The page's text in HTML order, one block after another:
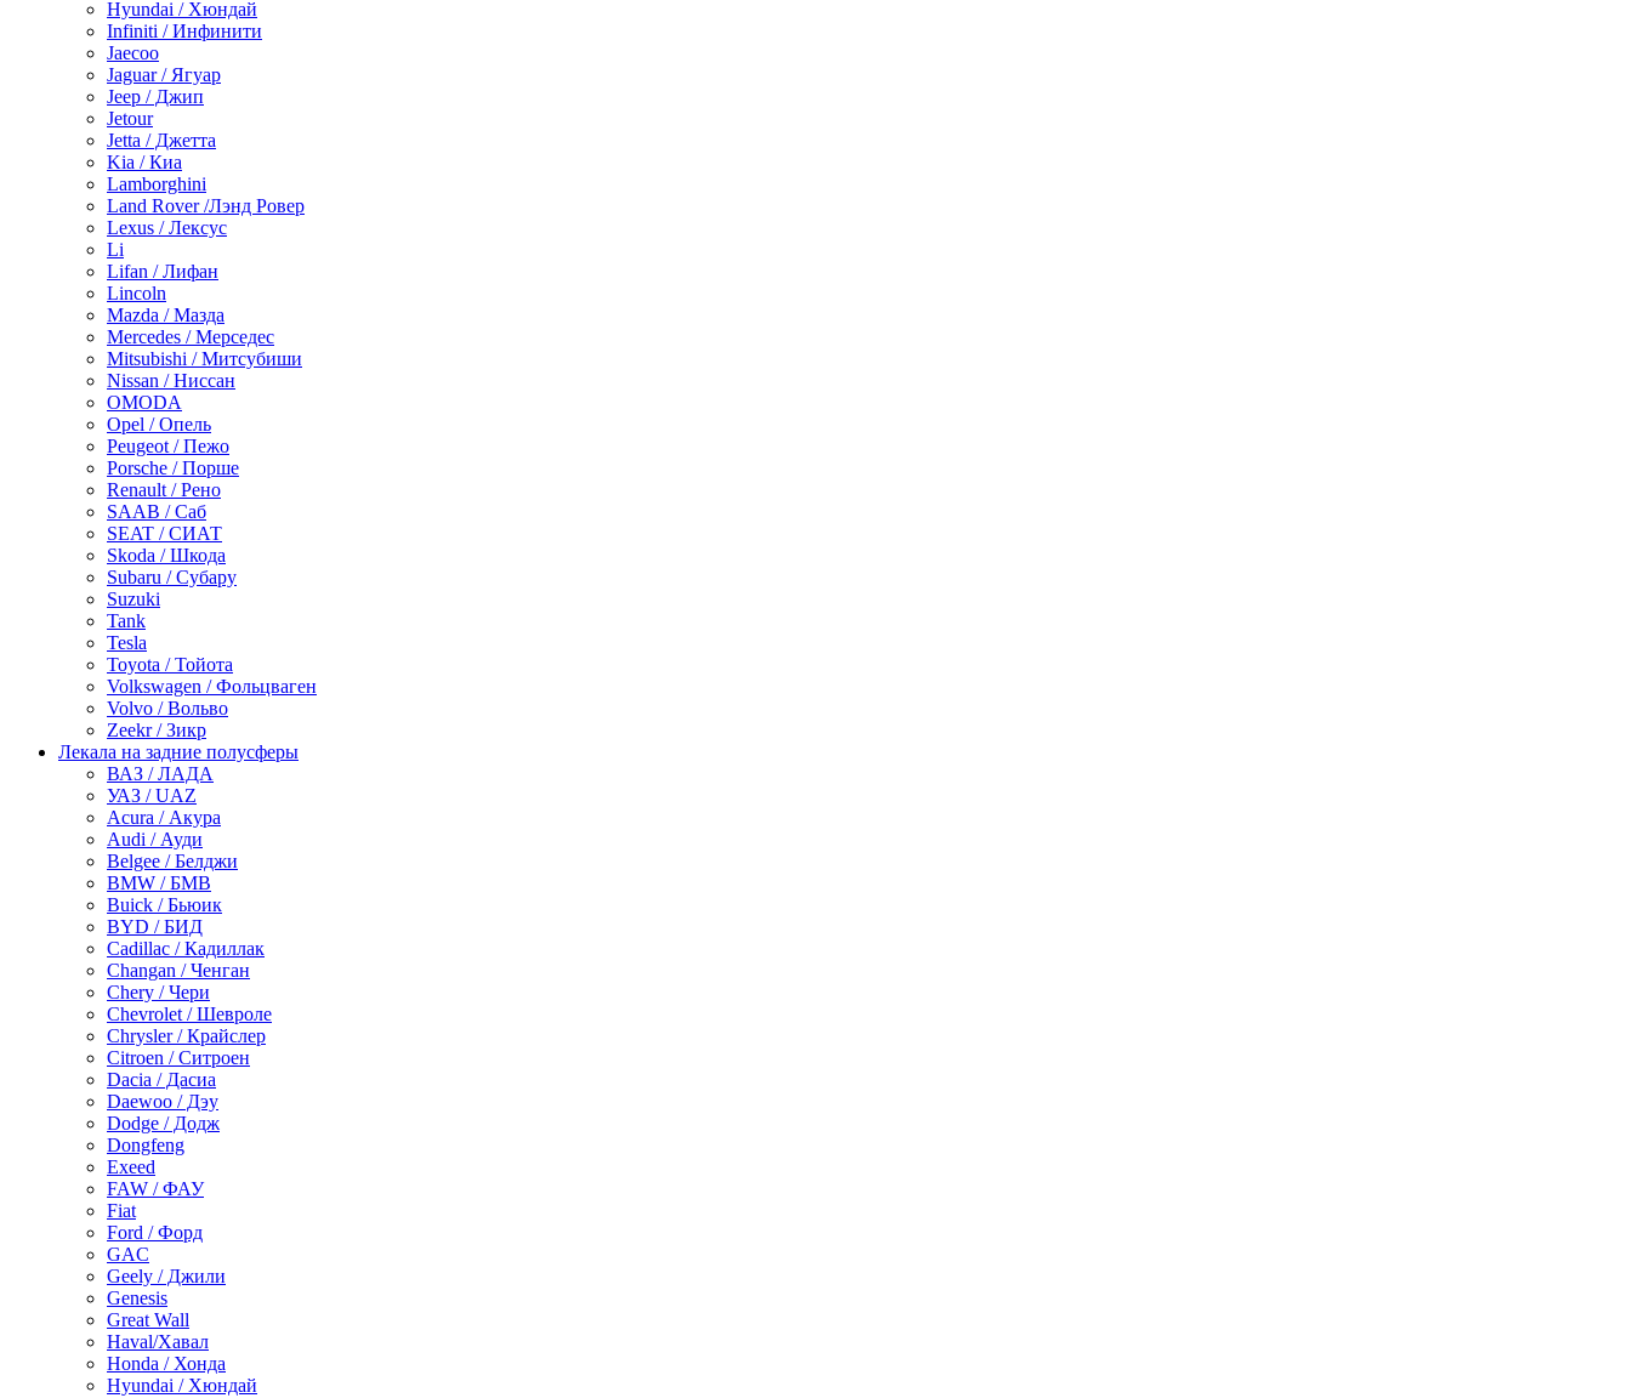
Hyundai / Хюндай
Infiniti / Инфинити
Jaecoo
Jaguar / Ягуар
Jeep / Джип
Jetour
Jetta / Джетта
Kia / Киа
Lamborghini
Land Rover /Лэнд Ровер
Lexus / Лексус
Li
Lifan / Лифан
Lincoln
Mazda / Мазда
Mercedes / Мерседес
Mitsubishi / Митсубиши
Nissan / Ниссан
OMODA
Opel / Опель
Peugeot / Пежо
Porsche / Порше
Renault / Рено
SAAB / Саб
SEAT / СИАТ
Skoda / Шкода
Subaru / Субару
Suzuki
Tank
Tesla
Toyota / Тойота
Volkswagen / Фольцваген
Volvo / Вольво
Zeekr / Зикр
Лекала на задние полусферы
ВАЗ / ЛАДА
УАЗ / UAZ
Acura / Акура
Audi / Ауди
Belgee / Белджи
BMW / БМВ
Buick / Бьюик
BYD / БИД
Cadillac / Кадиллак
Changan / Ченган
Chery / Чери
Chevrolet / Шевроле
Chrysler / Крайслер
Citroen / Ситроен
Dacia / Дасиа
Daewoo / Дэу
Dodge / Додж
Dongfeng
Exeed
FAW / ФАУ
Fiat
Ford / Форд
GAC
Geely / Джили
Genesis
Great Wall
Haval/Хавал
Honda / Хонда
Hyundai / Хюндай